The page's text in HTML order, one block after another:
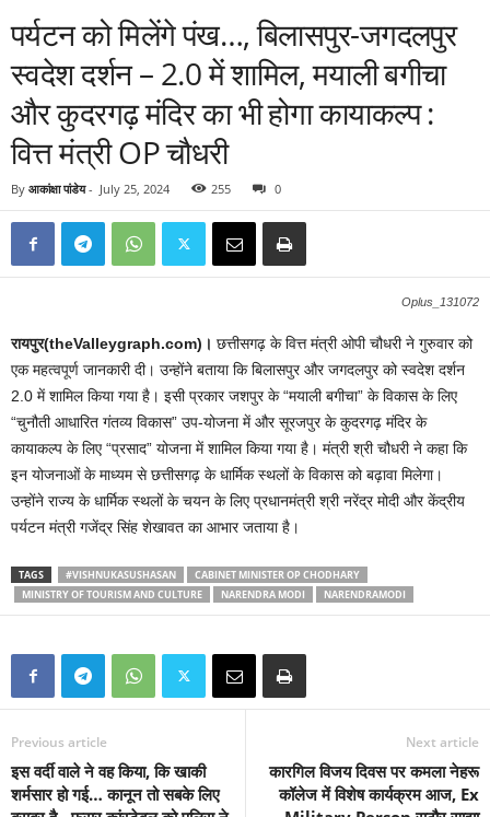
पर्यटन को मिलेंगे पंख…, बिलासपुर-जगदलपुर
स्वदेश दर्शन – 2.0 में शामिल, मयाली बगीचा
और कुदरगढ़ मंदिर का भी होगा कायाकल्प :
वित्त मंत्री OP चौधरी
By आकांक्षा पांडेय- July 25, 2024 255 0
Oplus_131072
रायपुर(theValleygraph.com)। छत्तीसगढ़ के वित्त मंत्री ओपी चौधरी ने गुरुवार को
एक महत्वपूर्ण जानकारी दी। उन्होंने बताया कि बिलासपुर और जगदलपुर को स्वदेश दर्शन
2.0 में शामिल किया गया है। इसी प्रकार जशपुर के “मयाली बगीचा” के विकास के लिए
“चुनौती आधारित गंतव्य विकास” उप-योजना में और सूरजपुर के कुदरगढ़ मंदिर के
कायाकल्प के लिए “प्रसाद” योजना में शामिल किया गया है। मंत्री श्री चौधरी ने कहा कि
इन योजनाओं के माध्यम से छत्तीसगढ़ के धार्मिक स्थलों के विकास को बढ़ावा मिलेगा।
उन्होंने राज्य के धार्मिक स्थलों के चयन के लिए प्रधानमंत्री श्री नरेंद्र मोदी और केंद्रीय
पर्यटन मंत्री गजेंद्र सिंह शेखावत का आभार जताया है।
TAGS #VISHNUKASUSHASAN
CABINET MINISTER OP CHODHARY
MINISTRY OF TOURISM AND CULTURE
NARENDRA MODI NARENDRAMODI
Previous article
इस वर्दी वाले ने वह किया, कि खाकी
शर्मसार हो गई… कानून तो सबके लिए
Next article
कारगिल विजय दिवस पर कमला नेहरू
कॉलेज में विशेष कार्यक्रम आज, Ex